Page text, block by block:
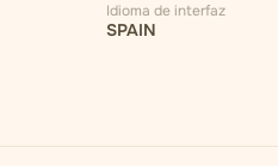
Idioma de interfaz
SPAIN